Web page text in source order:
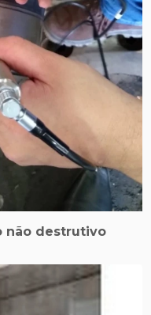
não destrutivo